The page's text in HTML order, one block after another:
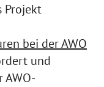
Projekt
bei der AWO
und